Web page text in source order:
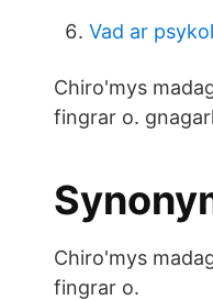
Vad ar
Chiro'mys
fingrar o.
Chiro'mys
fingrar o.